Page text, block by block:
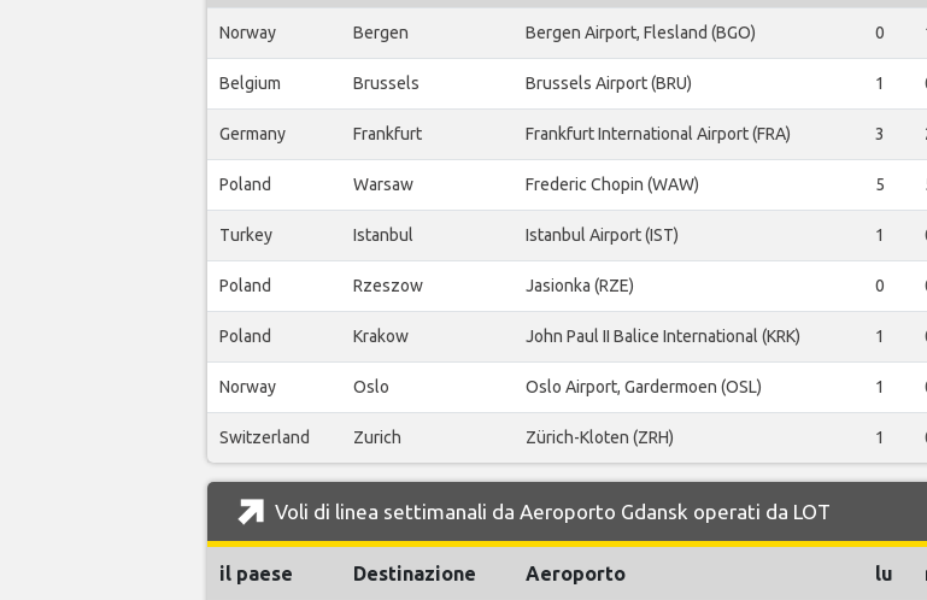
Norway Bergen Bergen Airport, Flesland (BGO) 0
Belgium Brussels Brussels Airport (BRU) 1
Germany Frankfurt Frankfurt International Airport (FRA) 3
Poland Warsaw Frederic Chopin (WAW) 5
Turkey Istanbul Istanbul Airport (IST) 1
Poland Rzeszow Jasionka (RZE) 0
Poland Krakow John Paul II Balice International (KRK) 1
Norway Oslo Oslo Airport, Gardermoen (OSL) 1
Switzerland Zurich Zürich-Kloten (ZRH) 1
Voli di linea settimanali da Aeroporto Gdansk operati da LOT
il paese Destinazione Aeroporto lu